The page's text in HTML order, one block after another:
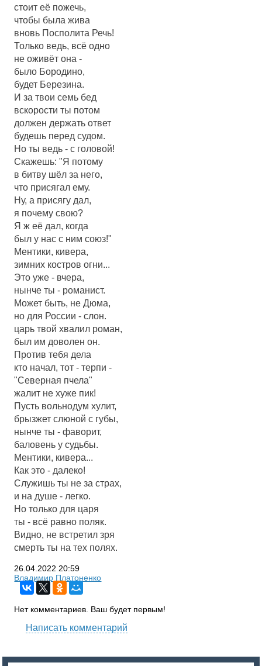
стоит её пожечь,
чтобы была жива
вновь Посполита Речь!
Только ведь, всё одно
не оживёт она -
было Бородино,
будет Березина.
И за твои семь бед
вскорости ты потом
должен держать ответ
будешь перед судом.
Но ты ведь - с головой!
Скажешь: "Я потому
в битву шёл за него,
что присягал ему.
Ну, а присягу дал,
я почему свою?
Я ж её дал, когда
был у нас с ним союз!"
Ментики, кивера,
зимних костров огни...
Это уже - вчера,
нынче ты - романист.
Может быть, не Дюма,
но для России - слон.
царь твой хвалил роман,
был им доволен он.
Против тебя дела
кто начал, тот - терпи -
"Северная пчела"
жалит не хуже пик!
Пусть вольнодум хулит,
брызжет слюной с губы,
нынче ты - фаворит,
баловень у судьбы.
Ментики, кивера...
Как это - далеко!
Служишь ты не за страх,
и на душе - легко.
Но только для царя
ты - всё равно поляк.
Видно, не встретил зря
смерть ты на тех полях.
26.04.2022 20:59
Владимир Платоненко
Нет комментариев. Ваш будет первым!
Написать комментарий